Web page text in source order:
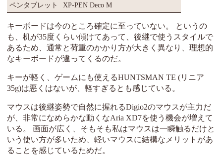
ペンタブレット
XP-PEN Deco M
キーボードは今のところ確定に至っていない。 というの
も、机が35度くらい傾けてあって、後継で使うスタイルで
あるため、通常と荷重のかかり方が大きく異なり、理想的
なキーボードが違ってくるのだ。
キーが軽く、ゲームにも使えるHUNTSMAN TE (リニア
35g)は悪くはないが、軽すぎるとも感じている。
マウスは後継姿勢で自然に握れるDigio2のマウスが主力だ
が、非常になめらかな動くなAria XD7を使う機会が増えて
いる。 画面が広く、そもそも私はマウスは一瞬触るだけと
いう使い方が多いため、軽いマウスに結構なメリットがあ
ることを感じているためだ。